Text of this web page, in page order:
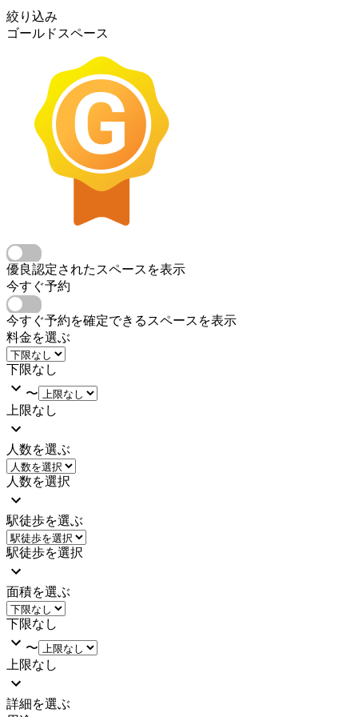
絞り込み
ゴールドスペース
優良認定されたスペースを表示
今すぐ予約
今すぐ予約を確定できるスペースを表示
料金を選ぶ
下限なし
〜
上限なし
人数を選ぶ
人数を選択
駅徒歩を選ぶ
駅徒歩を選択
面積を選ぶ
下限なし
〜
上限なし
詳細を選ぶ